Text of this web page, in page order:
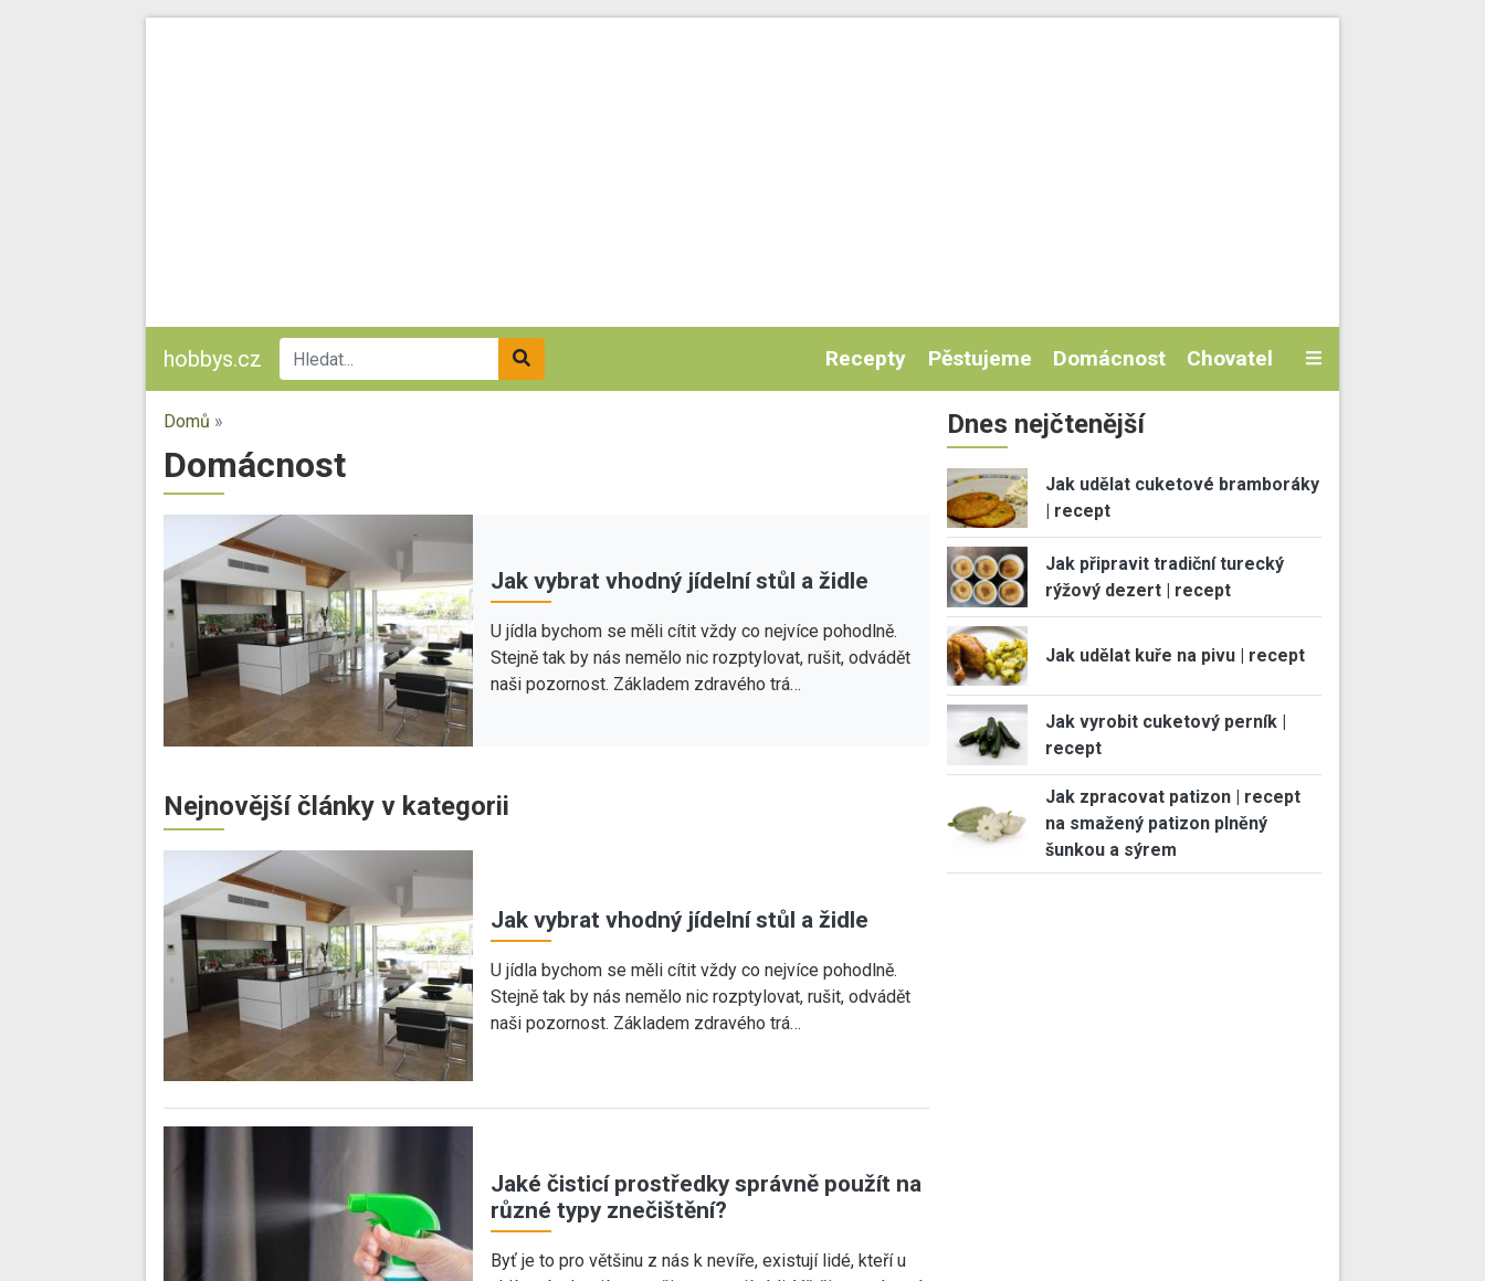
hobbys.cz Recepty Pěstujeme Domácnost Chovatel
Domů »
Domácnost
Jak vybrat vhodný jídelní stůl a židle
U jídla bychom se měli cítit vždy co nejvíce pohodlně.
Stejně tak by nás nemělo nic rozptylovat, rušit, odvádět
naši pozornost. Základem zdravého trá…
Nejnovější články v kategorii
Jak vybrat vhodný jídelní stůl a židle
U jídla bychom se měli cítit vždy co nejvíce pohodlně.
Stejně tak by nás nemělo nic rozptylovat, rušit, odvádět
naši pozornost. Základem zdravého trá…
Jaké čisticí prostředky správně použít na
různé typy znečištění?
Byť je to pro většinu z nás k nevíře, existují lidé, kteří u
Dnes nejčtenější
Jak udělat cuketové bramboráky
| recept
Jak připravit tradiční turecký
rýžový dezert | recept
Jak udělat kuře na pivu | recept
Jak vyrobit cuketový perník |
recept
Jak zpracovat patizon | recept
na smažený patizon plněný
šunkou a sýrem